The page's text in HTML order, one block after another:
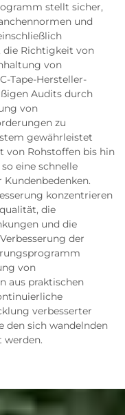
stellt sicher,
und
die Richtigkeit von
von
Tape-Hersteller-
Audits durch
von
zu
gewährleistet
von Rohstoffen bis hin
eine schnelle
konzentrieren
die
und die
der
von
aus praktischen
verbesserter
den sich wandelnden
werden.